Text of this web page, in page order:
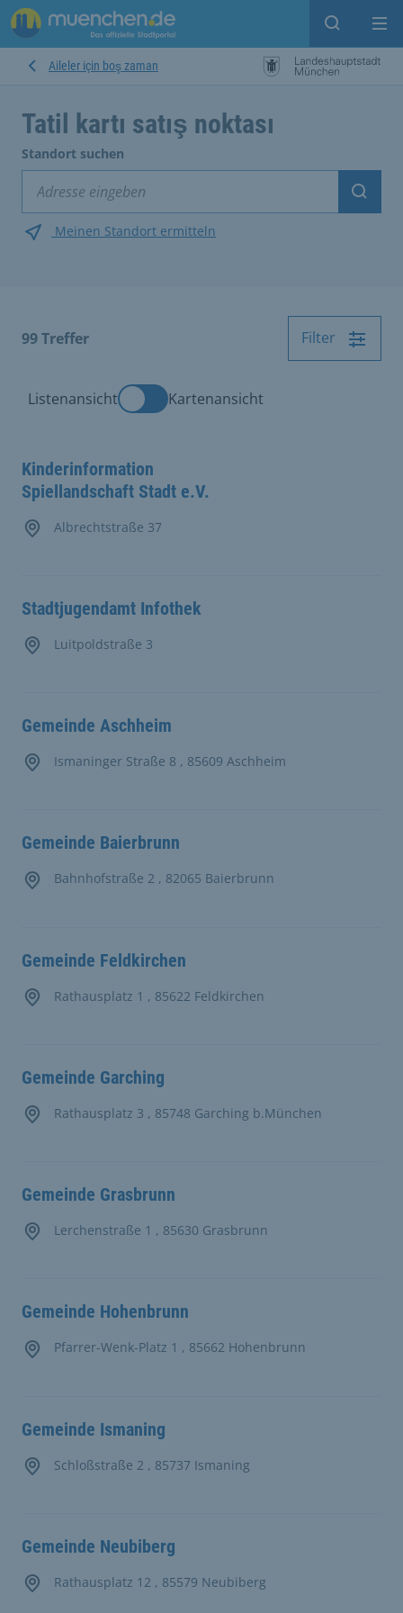
Open
Aileler için boş zaman
Tatil kartı satış noktası
Standort suchen
Meinen Standort ermitteln
99Treffer Filter
Listenansicht Kartenansicht
Kinderinformation
Spiellandschaft Stadt e.V.
Albrechtstraße 37
Stadtjugendamt Infothek
Luitpoldstraße 3
Gemeinde Aschheim
Ismaninger Straße 8 , 85609 Aschheim
Gemeinde Baierbrunn
Bahnhofstraße 2 , 82065 Baierbrunn
Gemeinde Feldkirchen
Rathausplatz 1 , 85622 Feldkirchen
Gemeinde Garching
Rathausplatz 3 , 85748 Garching b.München
Gemeinde Grasbrunn
Lerchenstraße 1 , 85630 Grasbrunn
Gemeinde Hohenbrunn
Pfarrer-Wenk-Platz 1 , 85662 Hohenbrunn
Gemeinde Ismaning
Schloßstraße 2 , 85737 Ismaning
Gemeinde Neubiberg
Rathausplatz 12 , 85579 Neubiberg